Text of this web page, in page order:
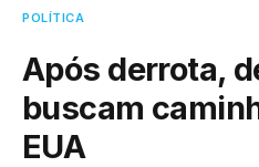
POLÍTICA
Após derrota,
buscam
EUA